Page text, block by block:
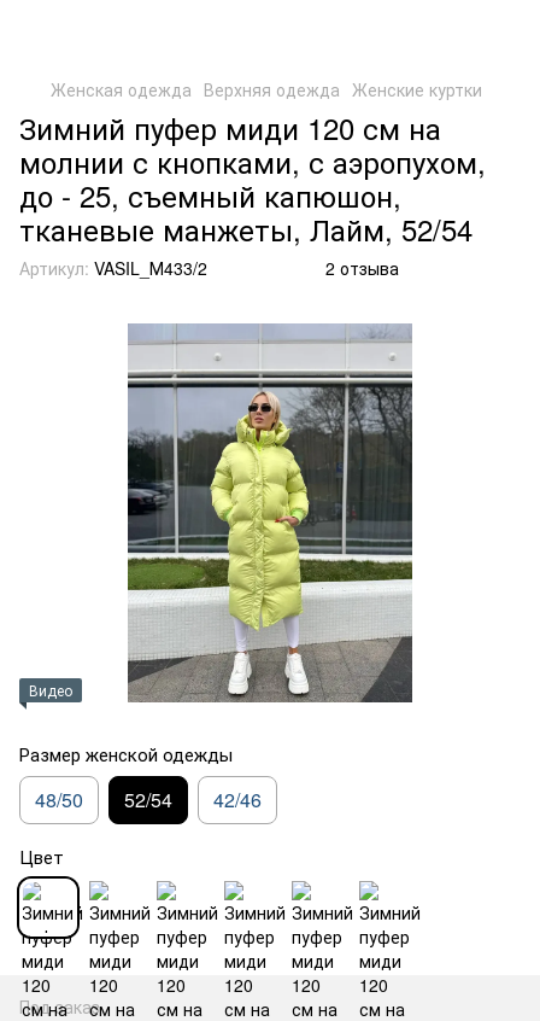
Женская одежда Верхняя одежда Женские куртки
Зимний пуфер миди 120 см на
молнии с кнопками, с аэропухом,
до - 25, съемный капюшон,
тканевые манжеты, Лайм, 52/54
Артикул: VASIL_М433/2 2 отзыва
Видео
Размер женской одежды
48/50 52/54 42/46
Цвет
Под заказ